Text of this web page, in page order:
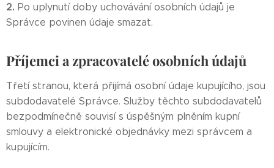
2. Po uplynutí doby uchovávání osobních údajů je
Správce povinen údaje smazat.
Příjemci a zpracovatelé osobních údajů
Třetí stranou, která přijímá osobní údaje kupujícího, jsou
subdodavatelé Správce. Služby těchto subdodavatelů
bezpodmínečně souvisí s úspěšným plněním kupní
smlouvy a elektronické objednávky mezi správcem a
kupujícím.